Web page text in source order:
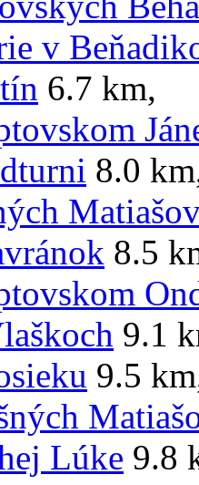
v
6.7 km,
8.0 km
8.5
9.1
9.5 km
Lúke 9.8